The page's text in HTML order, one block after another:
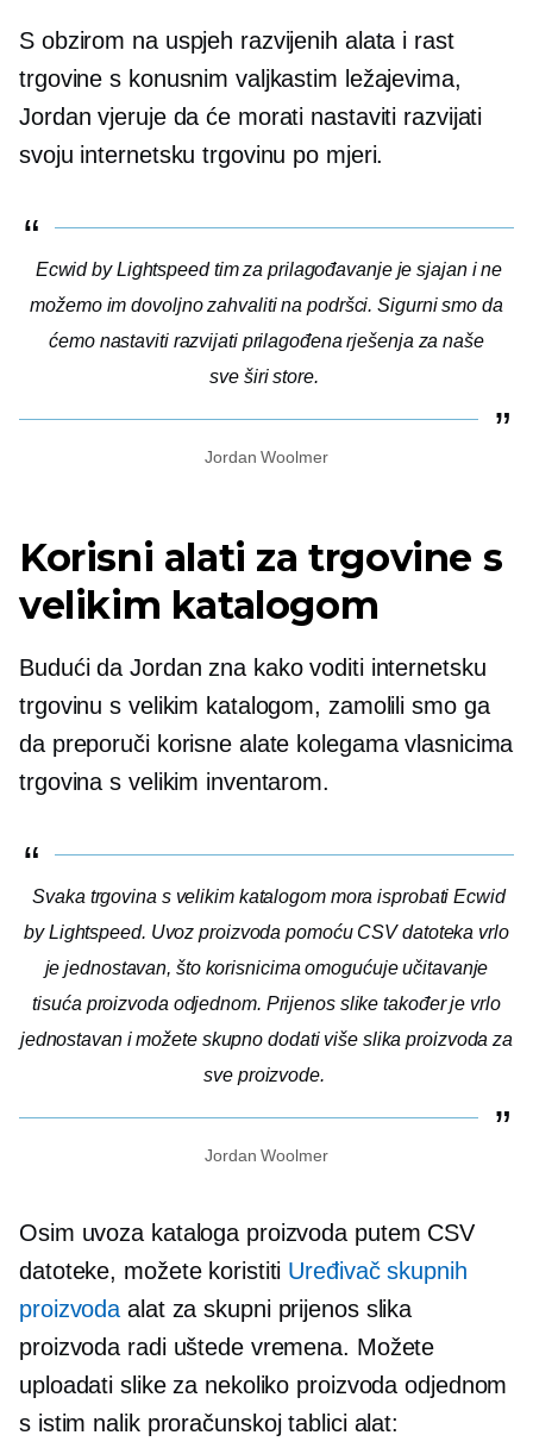
S obzirom na uspjeh razvijenih alata i rast
trgovine s konusnim valjkastim ležajevima,
Jordan vjeruje da će morati nastaviti razvijati
svoju internetsku trgovinu po mjeri.
Ecwid by Lightspeed tim za prilagođavanje je sjajan i ne
možemo im dovoljno zahvaliti na podršci. Sigurni smo da
ćemo nastaviti razvijati prilagođena rješenja za naše
sve širistore.
Jordan Woolmer
Korisni alati za trgovine s
velikim katalogom
Budući da Jordan zna kako voditi internetsku
trgovinu s velikim katalogom, zamolili smo ga
da preporuči korisne alate kolegama vlasnicima
trgovina s velikim inventarom.
Svaka trgovina s velikim katalogom mora isprobati Ecwid
by Lightspeed. Uvoz proizvoda pomoću CSV datoteka vrlo
je jednostavan, što korisnicima omogućuje učitavanje
tisuća proizvoda odjednom. Prijenos slike također je vrlo
jednostavan i možete skupno dodati više slika proizvoda za
sve proizvode.
Jordan Woolmer
Osim uvoza kataloga proizvoda putem CSV
datoteke, možete koristiti Uređivač skupnih
proizvoda alat za skupni prijenos slika
proizvoda radi uštede vremena. Možete
uploadati slike za nekoliko proizvoda odjednom
s istim nalik proračunskoj tablicialat: